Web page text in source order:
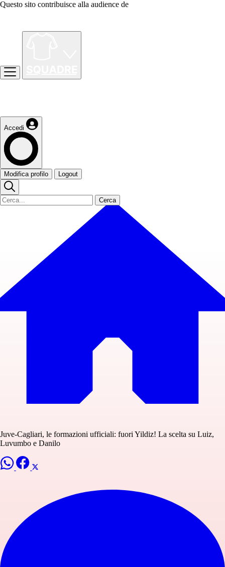
Questo sito contribuisce alla audience de
Accedi
Modifica profilo Logout
Cerca
Juve-Cagliari, le formazioni ufficiali: fuori Yildiz! La scelta su Luiz,
Luvumbo e Danilo